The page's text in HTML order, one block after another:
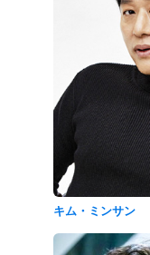
キム・ミンサン